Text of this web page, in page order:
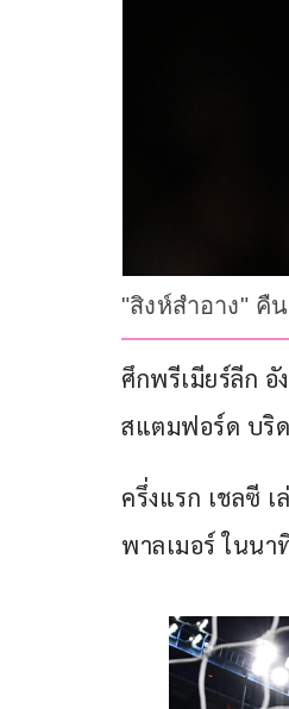
"สิงห์สำอาง" คื
ศึกพรีเมียร์ลีก อั
สแตมฟอร์ด บริ
ครึ่งแรก เชลซี
พาลเมอร์ ในน